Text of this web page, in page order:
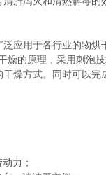
应用于各行业的物烘
燥的原理，采用刺泡
燥方式。同时可以完
力；